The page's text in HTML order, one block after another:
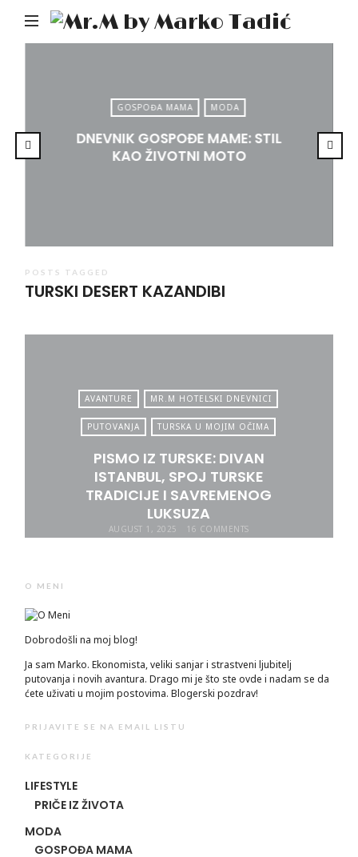
Mr.M
by
GOSPOĐA MAMA MODA
DNEVNIK GOSPOĐE MAME: STIL
KAO ŽIVOTNI MOTO
POSTS TAGGED
TURSKI DESERT KAZANDIBI
AVANTURE MR.M HOTELSKI DNEVNICI
PUTOVANJA TURSKA U MOJIM OČIMA
PISMO IZ TURSKE: DIVAN
ISTANBUL, SPOJ TURSKE
TRADICIJE I SAVREMENOG
LUKSUZA
AUGUST 1, 2025 16 COMMENTS
O MENI
Dobrodošli na moj blog!
Ja sam Marko. Ekonomista, veliki sanjar i strastveni ljubitelj
putovanja i novih avantura. Drago mi je što ste ovde i nadam se da
ćete uživati u mojim postovima. Blogerski pozdrav!
PRIJAVITE SE NA EMAIL LISTU
KATEGORIJE
LIFESTYLE
PRIČE IZ ŽIVOTA
MODA
GOSPOĐA MAMA